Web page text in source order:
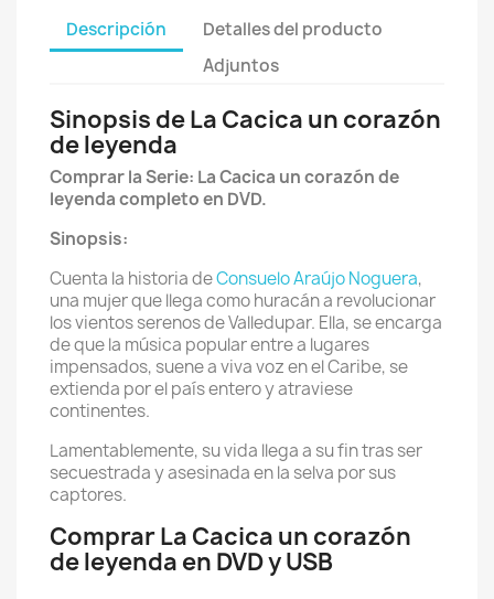
Descripción
Detalles del producto
Adjuntos
Sinopsis de La Cacica un corazón
de leyenda
Comprar la Serie: La Cacica un corazón de
leyenda completo en DVD.
Sinopsis:
Cuenta la historia deConsuelo Araújo Noguera,
una mujer que llega como huracán a revolucionar
los vientos serenos de Valledupar. Ella, se encarga
de que la música popular entre a lugares
impensados, suene a viva voz en el Caribe, se
extienda por el país entero y atraviese
continentes.
Lamentablemente, su vida llega a su fin tras ser
secuestrada y asesinada en la selva por sus
captores.
Comprar La Cacica un corazón
de leyenda en DVD y USB